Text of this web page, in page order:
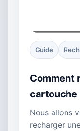
Guide
Comment
cartouche
Nous allons
recharger